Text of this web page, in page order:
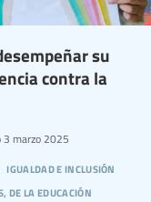
su
contra la
igualdad e inclusión
de la educación
3 marzo 2025